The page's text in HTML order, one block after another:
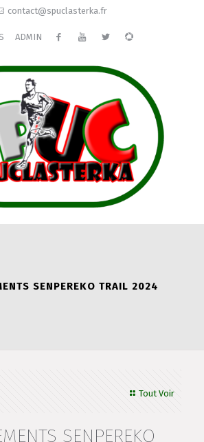
contact@spuclasterka.fr
ADMIN
SENPEREKO TRAIL 2024
Tout Voir
SENPEREKO